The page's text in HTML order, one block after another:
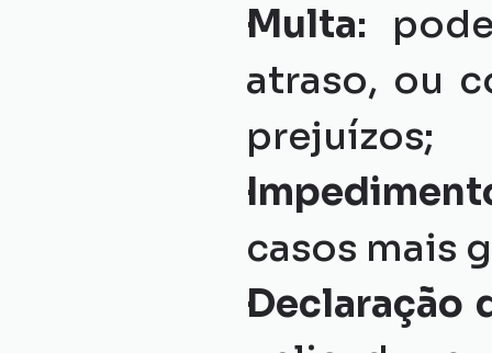
Multa:
atraso, ou
prejuízos;
casos mais
Declaração